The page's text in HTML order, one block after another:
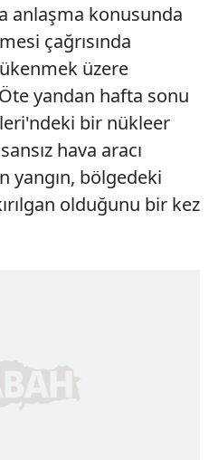
anlaşma konusunda
çağrısında
üzere
yandan hafta sonu
bir nükleer
hava aracı
yangın, bölgedeki
olduğunu bir kez